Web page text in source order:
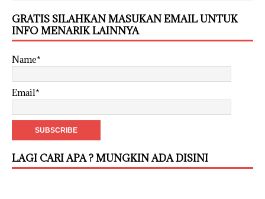
GRATIS SILAHKAN MASUKAN EMAIL UNTUK
INFO MENARIK LAINNYA
Name*
Email*
LAGI CARI APA ? MUNGKIN ADA DISINI